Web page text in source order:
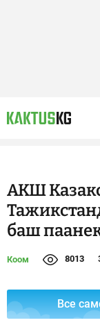
АКШ
баш
Коом 8013
Все